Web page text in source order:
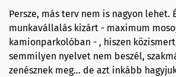
Persze, más terv nem is nagyon lehet.
munkavállalás kizárt - maximum
kamionparkolóban - , hiszen
semmilyen nyelvet nem beszél,
zenésznek meg... de azt inkább